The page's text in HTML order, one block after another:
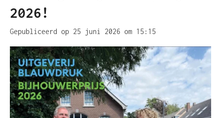
2026!
Gepubliceerd op 25 juni 2026 om 15:15